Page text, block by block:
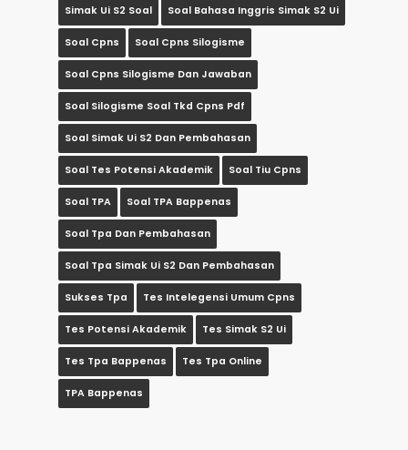
Simak Ui S2 Soal Soal Bahasa Inggris Simak S2 Ui
Soal Cpns Soal Cpns Silogisme
Soal Cpns Silogisme Dan Jawaban
Soal Silogisme Soal Tkd Cpns Pdf
Soal Simak Ui S2 Dan Pembahasan
Soal Tes Potensi Akademik Soal Tiu Cpns
Soal TPA Soal TPA Bappenas
Soal Tpa Dan Pembahasan
Soal Tpa Simak Ui S2 Dan Pembahasan
Sukses Tpa Tes Intelegensi Umum Cpns
Tes Potensi Akademik Tes Simak S2 Ui
Tes Tpa Bappenas Tes Tpa Online
TPA Bappenas